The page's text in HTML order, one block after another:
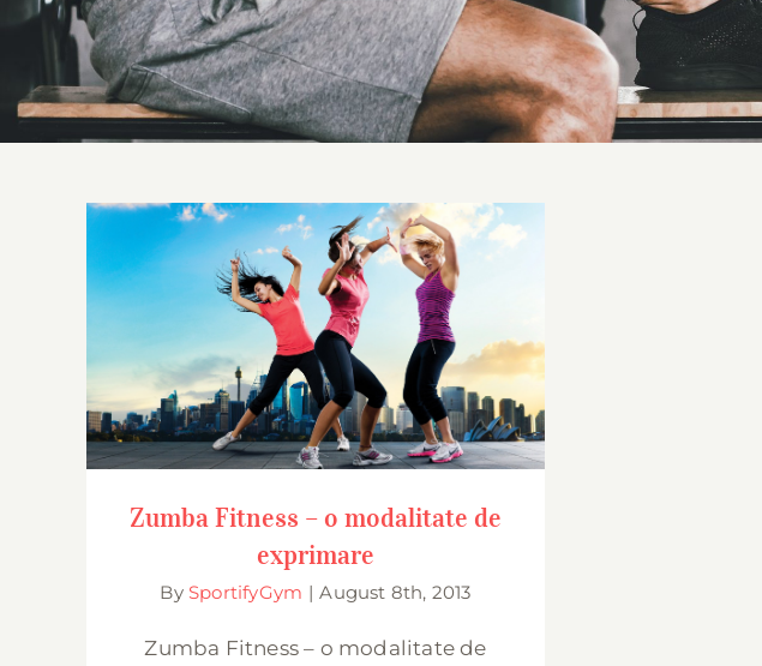
Zumba Fitness – o modalitate de
exprimare
Zumba Fitness – o modalitate de
exprimare
By SportifyGym | August 8th, 2013
Zumba Fitness – o modalitate de